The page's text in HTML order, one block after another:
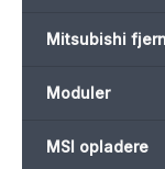
Mitsubishi
Moduler
MSI opladere